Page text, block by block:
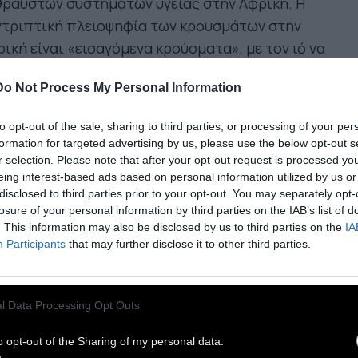
Not Process My Personal Information
opt-out of the sale, sharing to third parties, or processing of your
for targeted advertising by us, please use the below opt-out
selection. Please note that after your opt-out request is processed
interest-based ads based on personal information utilized by us
to third parties prior to your opt-out. You may separately
of your personal information by third parties on the IAB’s list of
This information may also be disclosed by us to third parties on the
Participants that may further disclose it to other third parties.
Data Processing Opt Outs
opt-out of the Sharing of my personal data.
πλειοψηφία των κρουσμάτων στην
είναι «εισαγόμενα κρούσματα», με τον ιό να
ήταν η τελευταία χώρα που επέβαλε
εισόδου σε πολίτες 16 χωρών, στις
συμπεριλαμβάνονται 11 χώρες της Ευρώπης
οι Ηνωμένες Πολιτείες. Εάν επιμείνουν να
στην Ουγκάντα, οι πολίτες αυτών των
θα πρέπει να μπουν σε καραντίνα δύο
χώρες όπως η Σενεγάλη, τα